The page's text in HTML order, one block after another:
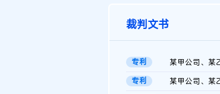
裁判文书
专利
专利